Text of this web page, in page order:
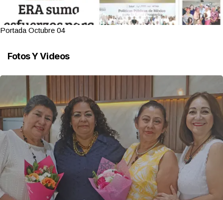
Portada Octubre 04
Fotos Y Videos